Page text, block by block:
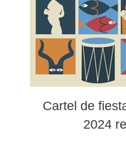
Cartel de
2024